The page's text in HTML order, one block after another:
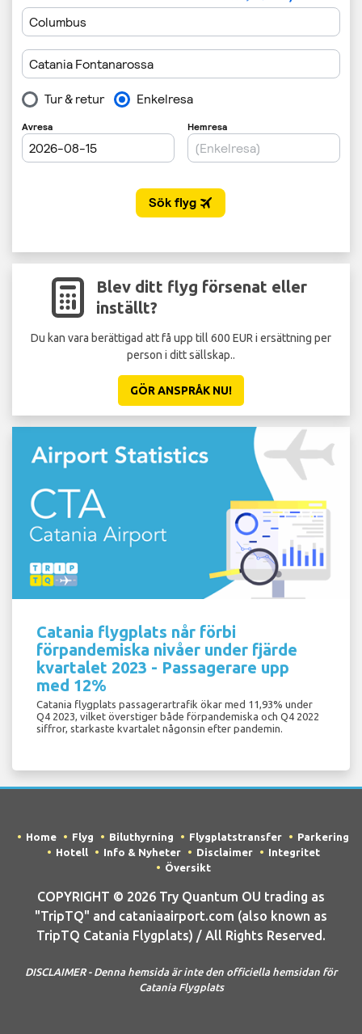
Blev ditt flyg försenat eller
inställt?
Du kan vara berättigad att få upp till 600 EUR i ersättning per
person i ditt sällskap..
GÖR ANSPRÅK NU!
Catania flygplats når förbi
förpandemiska nivåer under fjärde
kvartalet 2023 - Passagerare upp
med 12%
Catania flygplats passagerartrafik ökar med 11,93% under
Q4 2023, vilket överstiger både förpandemiska och Q4 2022
siffror, starkaste kvartalet någonsin efter pandemin.
Home Flyg Biluthyrning Flygplatstransfer
Parkering
Hotell
Info & Nyheter Disclaimer
Integritet
Översikt
COPYRIGHT © 2026 Try Quantum OU trading as
"TripTQ" and cataniaairport.com (also known as
TripTQ Catania Flygplats) / All Rights Reserved.
DISCLAIMER - Denna hemsida är inte den officiella hemsidan för
Catania Flygplats